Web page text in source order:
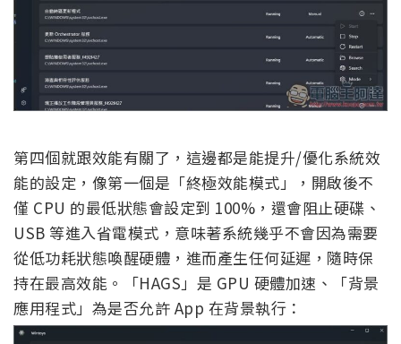
第四個就跟效能有關了，這邊都是能提升/優化系統效
能的設定，像第一個是「終極效能模式」，開啟後不
僅 CPU 的最低狀態會設定到 100%，還會阻止硬碟、
USB 等進入省電模式，意味著系統幾乎不會因為需要
從低功耗狀態喚醒硬體，進而產生任何延遲，隨時保
持在最高效能。「HAGS」是 GPU 硬體加速、「背景
應用程式」為是否允許 App 在背景執行：